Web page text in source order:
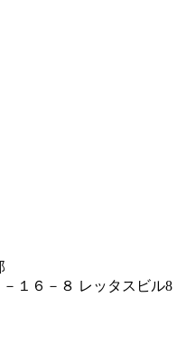
１６－８ レッタスビル8